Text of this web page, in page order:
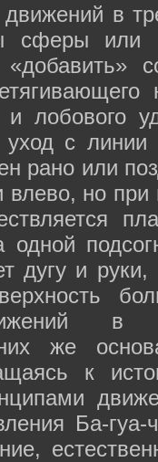
в
сферы или
«добавить»
и лобового
уход с
рано или
влево, но
одной
дугу и
в
же
к
Ба-